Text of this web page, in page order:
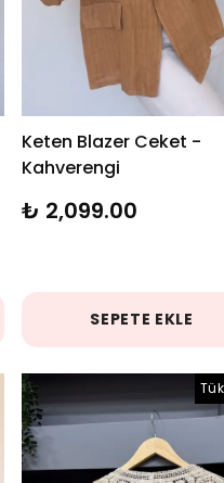
Keten Blazer Ceket -
Kahverengi
₺ 2,099.00
SEPETE EKLE